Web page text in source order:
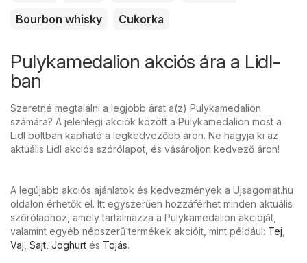
Bourbon whisky
Cukorka
Pulykamedalion akciós ára a Lidl-
ban
Szeretné megtalálni a legjobb árat a(z) Pulykamedalion
számára? A jelenlegi akciók között a Pulykamedalion most a
Lidl boltban kapható a legkedvezőbb áron. Ne hagyja ki az
aktuális Lidl akciós szórólapot, és vásároljon kedvező áron!
A legújabb akciós ajánlatok és kedvezmények a Ujsagomat.hu
oldalon érhetők el. Itt egyszerűen hozzáférhet minden aktuális
szórólaphoz, amely tartalmazza a Pulykamedalion akcióját,
valamint egyéb népszerű termékek akcióit, mint például: Tej
Vaj Sajt Joghurt és Tojás.